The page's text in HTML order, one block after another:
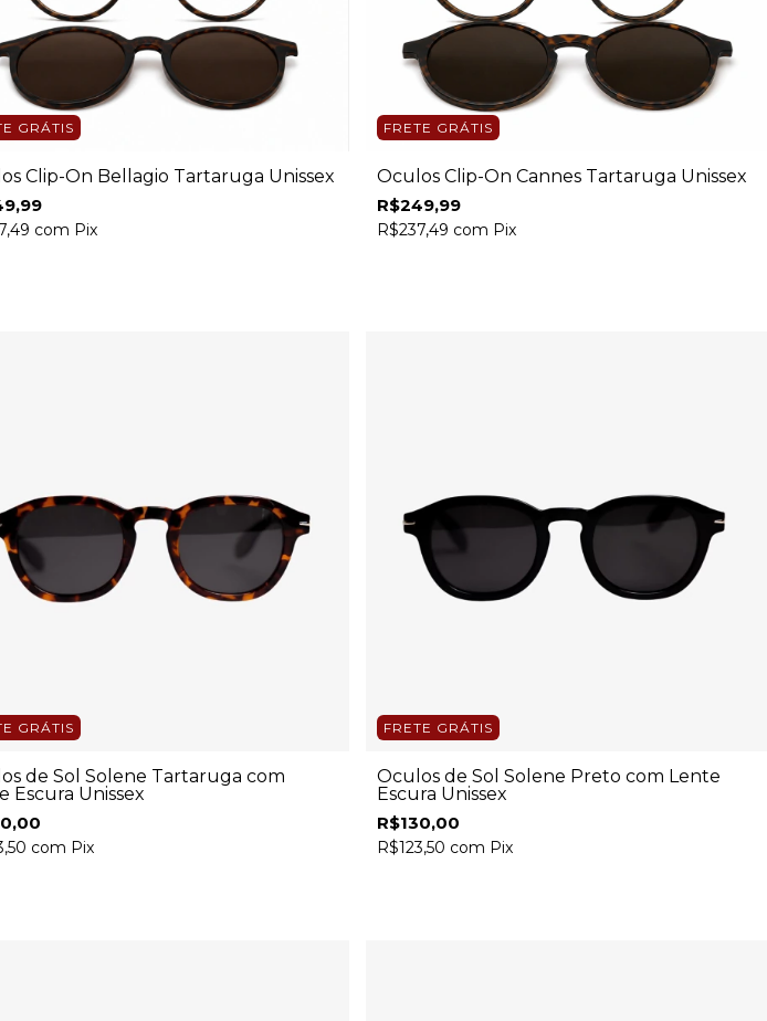
GRÁTIS
Clip-On Bellagio Tartaruga Unissex
com Pix
FRETE GRÁTIS
Óculos Clip-On Cannes Tartaruga Unissex
R$249,99
R$237,49 com Pix
GRÁTIS
de Sol Solene Tartaruga com
Escura Unissex
com Pix
FRETE GRÁTIS
Óculos de Sol Solene Preto com Lente
Escura Unissex
R$130,00
R$123,50 com Pix